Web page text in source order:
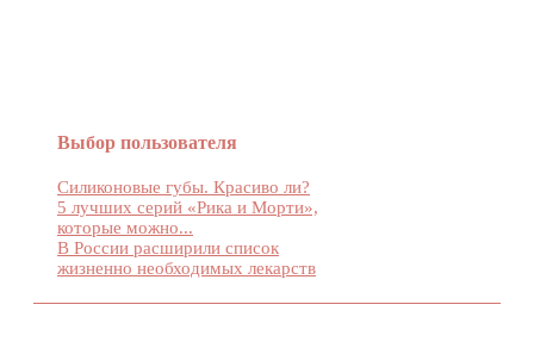
Выбор пользователя
Силиконовые губы. Красиво ли?
5 лучших серий «Рика и Морти»,
которые можно...
В России расширили список
жизненно необходимых лекарств